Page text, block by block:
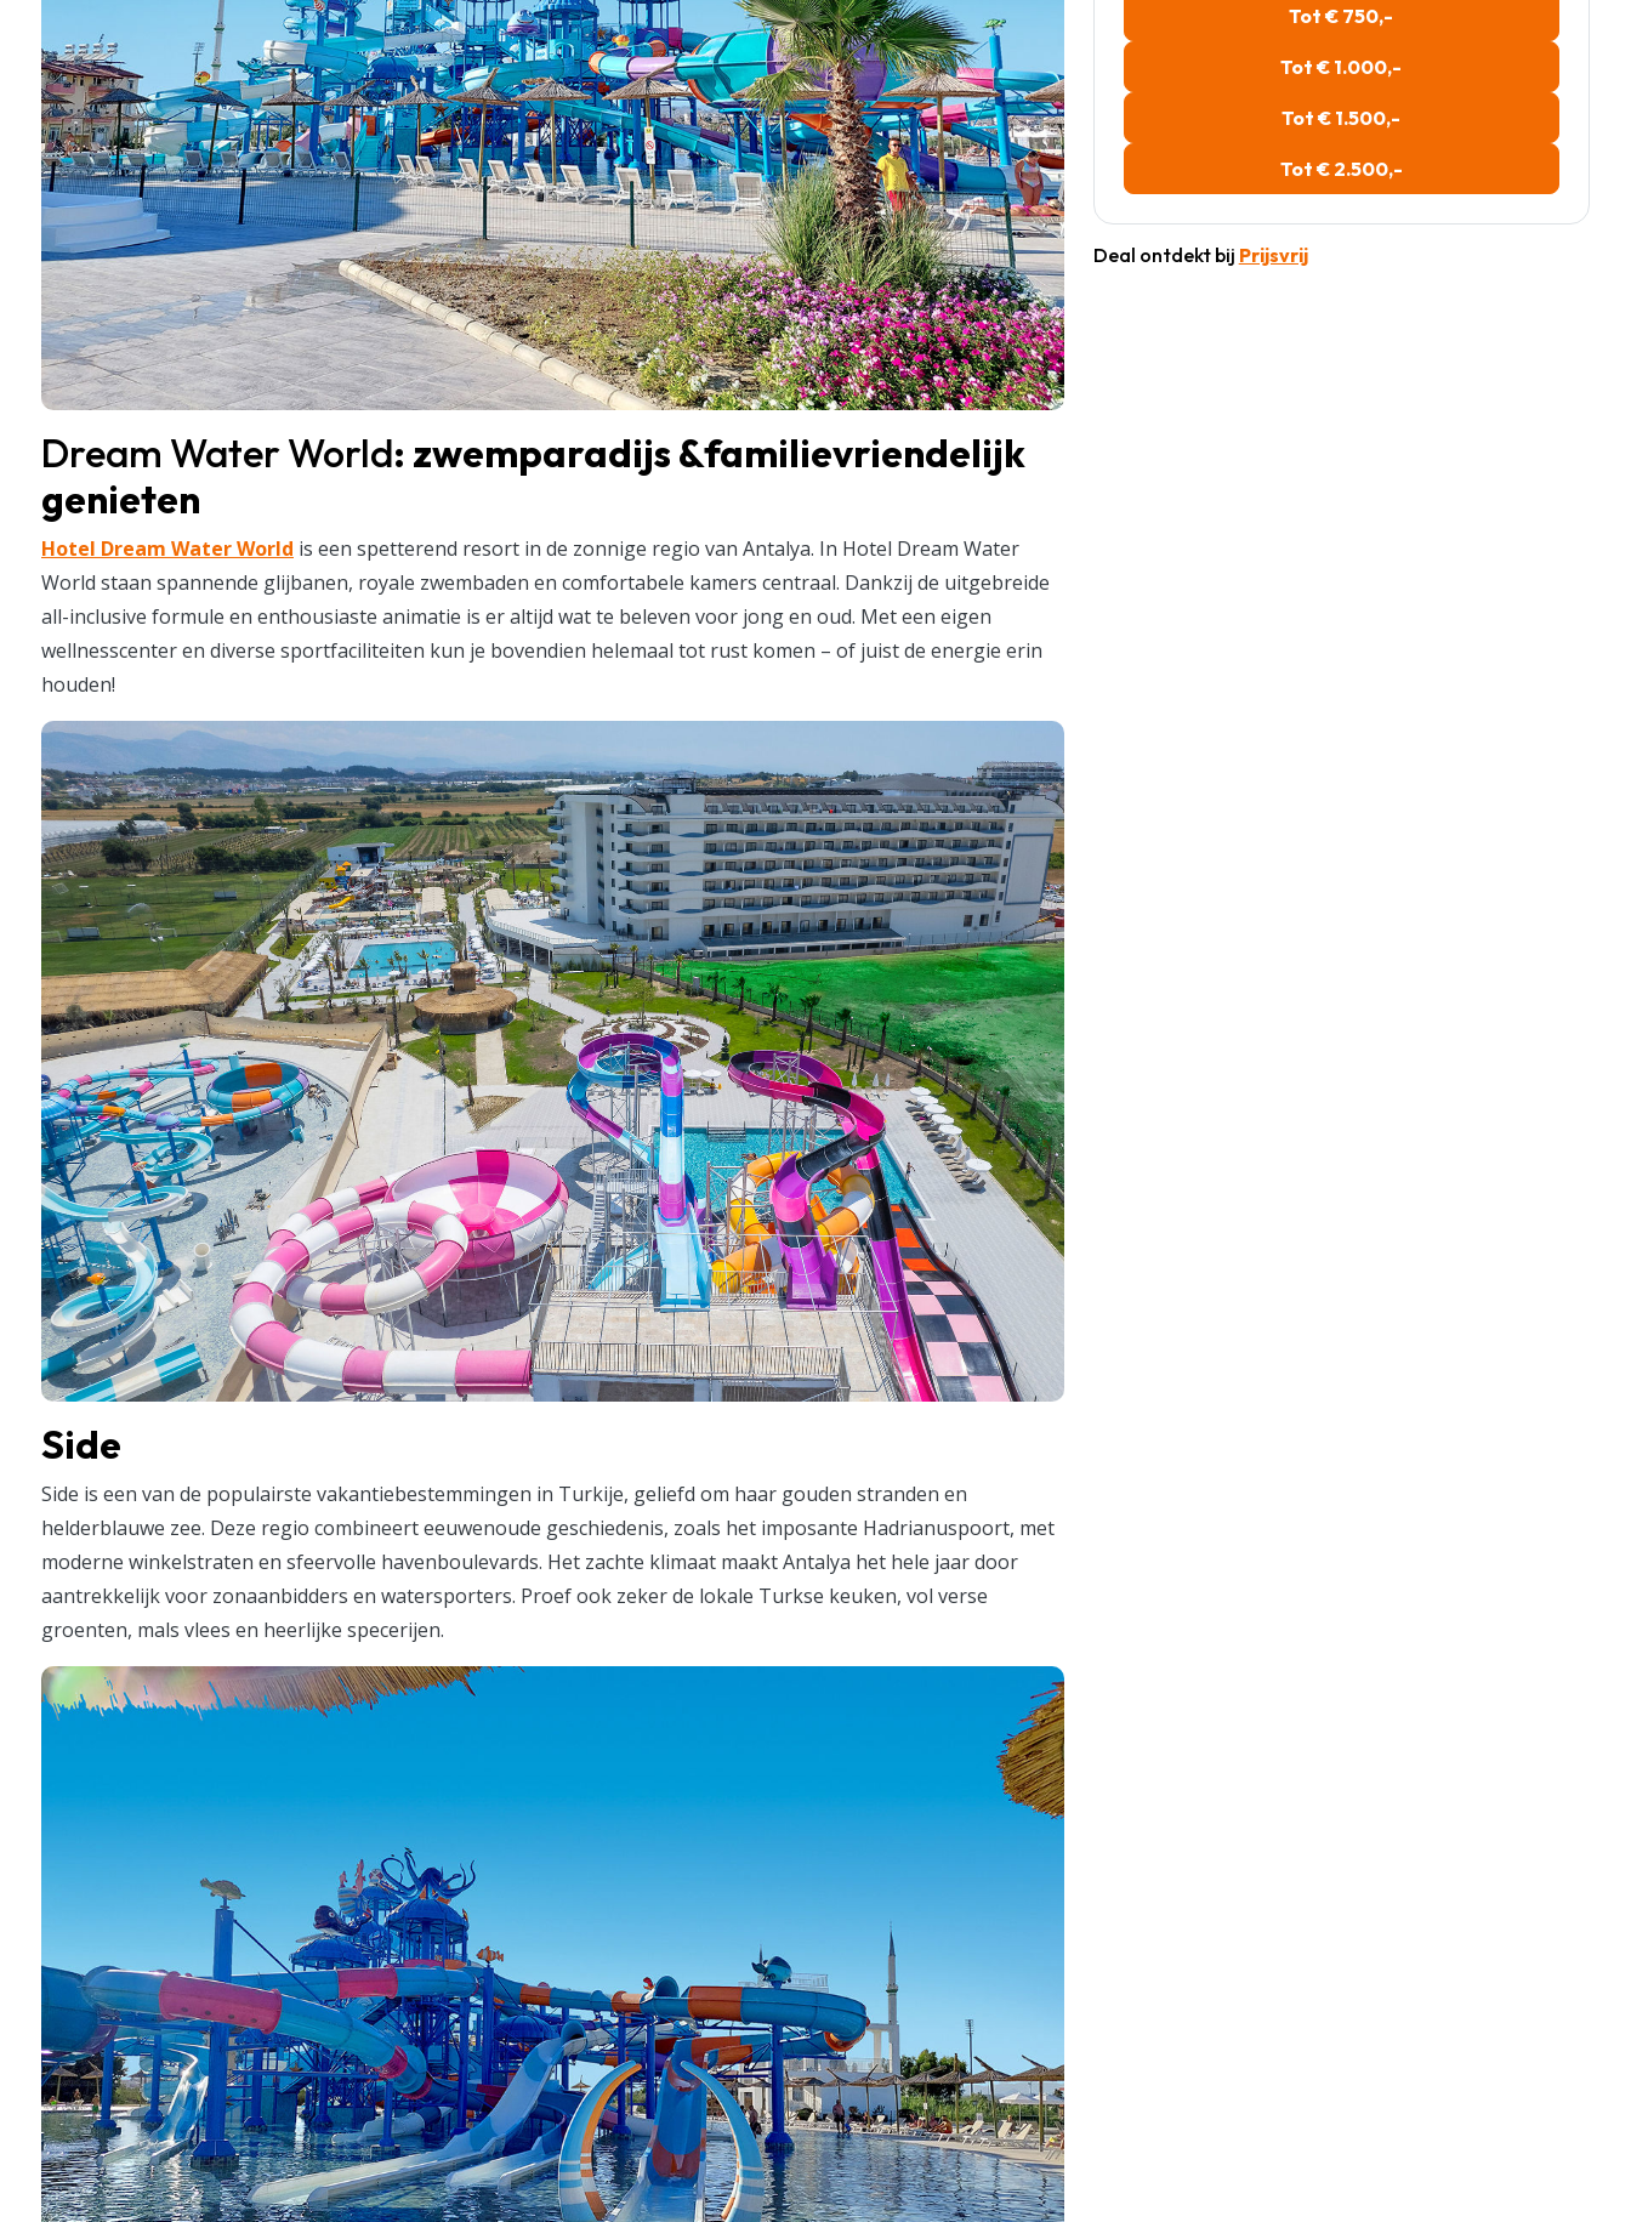
Dream Water World: zwemparadijs &familievriendelijk
genieten
Hotel Dream Water World is een spetterend resort in de zonnige regio van Antalya. In Hotel Dream Water
World staan spannende glijbanen, royale zwembaden en comfortabele kamers centraal. Dankzij de uitgebreide
all-inclusive formule en enthousiaste animatie is er altijd wat te beleven voor jong en oud. Met een eigen
wellnesscenter en diverse sportfaciliteiten kun je bovendien helemaal tot rust komen – of juist de energie erin
houden!
Side
Side is een van de populairste vakantiebestemmingen in Turkije, geliefd om haar gouden stranden en
helderblauwe zee. Deze regio combineert eeuwenoude geschiedenis, zoals het imposante Hadrianuspoort, met
moderne winkelstraten en sfeervolle havenboulevards. Het zachte klimaat maakt Antalya het hele jaar door
aantrekkelijk voor zonaanbidders en watersporters. Proef ook zeker de lokale Turkse keuken, vol verse
groenten, mals vlees en heerlijke specerijen.
Tot € 750,-
Tot € 1.000,-
Tot € 1.500,-
Tot € 2.500,-
Deal ontdekt bij Prijsvrij